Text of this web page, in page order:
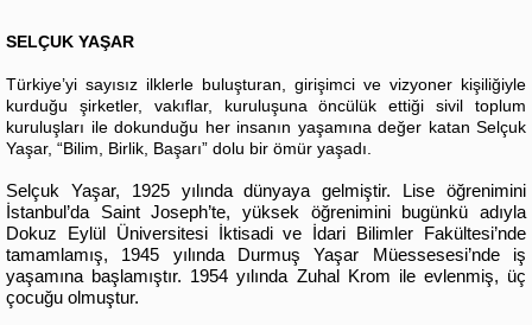
SELÇUK YAŞAR
Türkiye’yi sayısız ilklerle buluşturan, girişimci ve vizyoner kişiliğiyle
kurduğu şirketler, vakıflar, kuruluşuna öncülük ettiği sivil toplum
kuruluşları ile dokunduğu her insanın yaşamına değer katan Selçuk
Yaşar, “Bilim, Birlik, Başarı” dolu bir ömür yaşadı.
Selçuk Yaşar, 1925 yılında dünyaya gelmiştir. Lise öğrenimini
İstanbul’da Saint Joseph’te, yüksek öğrenimini bugünkü adıyla
Dokuz Eylül Üniversitesi İktisadi ve İdari Bilimler Fakültesi’nde
tamamlamış, 1945 yılında Durmuş Yaşar Müessesesi’nde iş
yaşamına başlamıştır. 1954 yılında Zuhal Krom ile evlenmiş, üç
çocuğu olmuştur.